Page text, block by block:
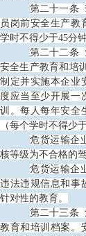
第二十一条
员岗前安全生产教
学时不得少于45分钟
第二十二条
安全生产教育和培
制定并实施本企业
度应当至少开展一
训。每人每年安全
（每个学时不得少
危货运输企
核等级为不合格的
危货运输企
违法违规信息和事
针对性的教育。
第二十三条
教育和培训档案。